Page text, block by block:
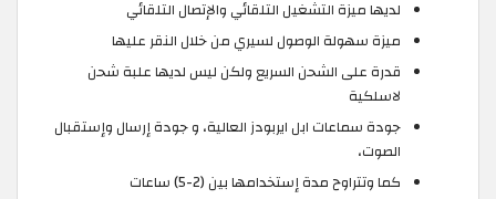
لديها ميزة التشغيل التلقائي والإتصال التلقائي
ميزة سهولة الوصول لسيري من خلال النقر عليها
قدرة على الشحن السريع ولكن ليس لديها علبة شحن
لاسلكية
جودة سماعات ابل ايربودز العالية، و جودة إرسال وإستقبال
الصوت،
كما وتتراوح مدة إستخدامها بين (2-5) ساعات